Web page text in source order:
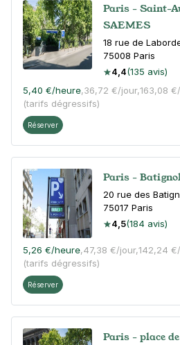
Paris - Saint-
SAEMES
18 rue de
75008 Paris
4,4(135 avis)
5,40 €/heure,36,72 €/jour,163,08
(tarifs dégressifs)
Réserver
Paris -
20 rue des
75017 Paris
4,5(184 avis)
5,26 €/heure,47,38 €/jour,142,24
(tarifs dégressifs)
Réserver
Paris - place